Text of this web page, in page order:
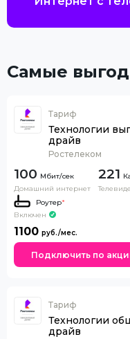
Самые
Тариф
Технологии
драйв
Ростелеком
100
Домашний интернет
221
Роутер*
Включен
1100
Подключить по
Тариф
Технологии
драйв